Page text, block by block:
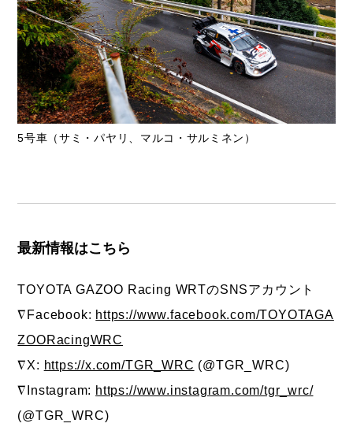
5号車（サミ・パヤリ、マルコ・サルミネン）
最新情報はこちら
TOYOTA GAZOO Racing WRTのSNSアカウント
∇Facebook: https://www.facebook.com/TOYOTAGA
ZOORacingWRC
∇X: https://x.com/TGR_WRC (@TGR_WRC)
∇Instagram: https://www.instagram.com/tgr_wrc/
(@TGR_WRC)